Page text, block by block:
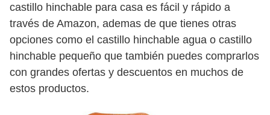
castillo hinchable para casa es fácil y rápido a
través de Amazon, ademas de que tienes otras
opciones como el castillo hinchable agua o castillo
hinchable pequeño que también puedes comprarlos
con grandes ofertas y descuentos en muchos de
estos productos.